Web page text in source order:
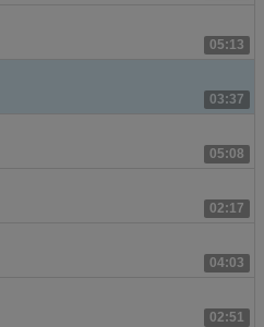
05:13
03:37
05:08
02:17
04:03
02:51